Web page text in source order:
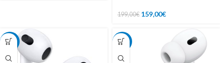
199,00€ 159,00€
-13% -10%